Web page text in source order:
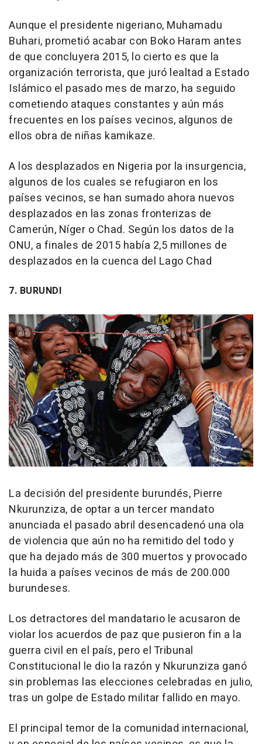
Aunque el presidente nigeriano, Muhamadu
Buhari, prometió acabar con Boko Haram antes
de que concluyera 2015, lo cierto es que la
organización terrorista, que juró lealtad a Estado
Islámico el pasado mes de marzo, ha seguido
cometiendo ataques constantes y aún más
frecuentes en los países vecinos, algunos de
ellos obra de niñas kamikaze.
A los desplazados en Nigeria por la insurgencia,
algunos de los cuales se refugiaron en los
países vecinos, se han sumado ahora nuevos
desplazados en las zonas fronterizas de
Camerún, Níger o Chad. Según los datos de la
ONU, a finales de 2015 había 2,5 millones de
desplazados en la cuenca del Lago Chad
7. BURUNDI
La decisión del presidente burundés, Pierre
Nkurunziza, de optar a un tercer mandato
anunciada el pasado abril desencadenó una ola
de violencia que aún no ha remitido del todo y
que ha dejado más de 300 muertos y provocado
la huida a países vecinos de más de 200.000
burundeses.
Los detractores del mandatario le acusaron de
violar los acuerdos de paz que pusieron fin a la
guerra civil en el país, pero el Tribunal
Constitucional le dio la razón y Nkurunziza ganó
sin problemas las elecciones celebradas en julio,
tras un golpe de Estado militar fallido en mayo.
El principal temor de la comunidad internacional,